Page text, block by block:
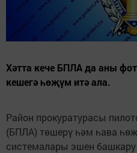
Хәтта кече БПЛА да аны
кешегә һөҗүм итә ала.
Район прокуратурасы
(БПЛА) төшерү һәм һава
системалары эшен